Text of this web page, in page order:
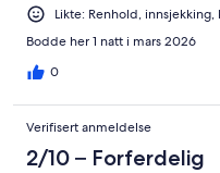
Likte: Renhold,
Bodde her 1 natt i mars 2026
0
Verifisert anmeldelse
2/10 – Forferdelig